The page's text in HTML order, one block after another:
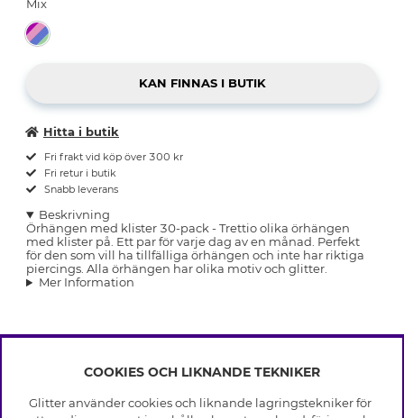
Mix
Hitta i butik
Fri frakt vid köp över 300 kr
Fri retur i butik
Snabb leverans
Beskrivning
Örhängen med klister 30-pack - Trettio olika örhängen
med klister på. Ett par för varje dag av en månad. Perfekt
för den som vill ha tillfälliga örhängen och inte har riktiga
piercings. Alla örhängen har olika motiv och glitter.
Mer Information
INFO
Leverans
COOKIES OCH LIKNANDE TEKNIKER
Glitter använder cookies och liknande lagringstekniker för